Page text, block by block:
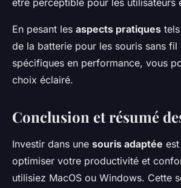
être perceptible pour les utilisateurs
En pesant les aspects pratiques
de la batterie pour les souris sans fil
spécifiques en performance, vous
choix éclairé.
Conclusion et résumé
Investir dans une souris adaptée
optimiser votre productivité et
utilisiez MacOS ou Windows. Cette